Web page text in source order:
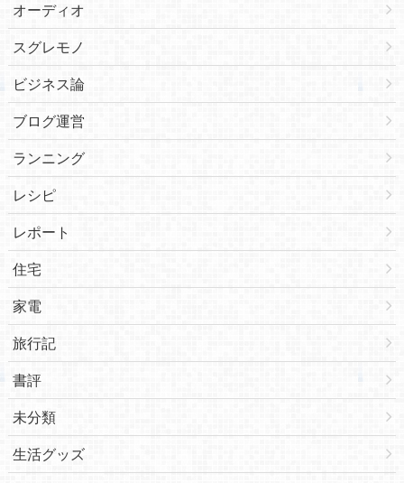
オーディオ
スグレモノ
ビジネス論
ブログ運営
ランニング
レシピ
レポート
住宅
家電
旅行記
書評
未分類
生活グッズ